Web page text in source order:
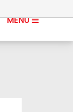
MENU